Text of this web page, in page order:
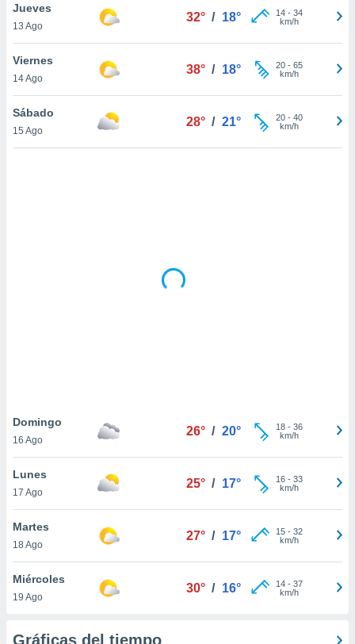
sean
el sitio
ni para
o
similares
como
sitio
de
traten tus
en
interés
su
Jueves
13 Ago
32° / 18° 14- 34
km/h
Viernes
14 Ago
38° / 18° 20- 65
km/h
Sábado
15 Ago
28° / 21° 20- 40
km/h
Domingo
16 Ago
26° / 20° 18- 36
km/h
Lunes
17 Ago
25° / 17° 16- 33
km/h
Martes
18 Ago
27° / 17° 15- 32
km/h
Miércoles
19 Ago
30° / 16° 14- 37
km/h
Gráficas del tiempo